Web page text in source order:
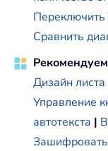
Переключить
Сравнить
Дизайн листа
Управление
автотекста |